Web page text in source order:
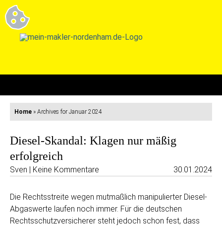
Home » Archives for Januar 2024
Diesel-Skandal: Klagen nur mäßig
erfolgreich
Sven | Keine Kommentare 30.01.2024
Die Rechtsstreite wegen mutmaßlich manipulierter Diesel-
Abgaswerte laufen noch immer. Für die deutschen
Rechtsschutzversicherer steht jedoch schon fest, dass